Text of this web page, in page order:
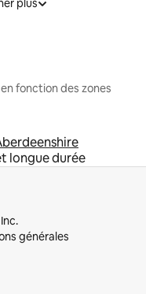
plus
fonction des zones
longue durée
générales